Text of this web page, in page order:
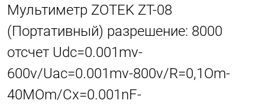
Мультиметр ZOTEK ZT-08
(Портативный) разрешение: 8000
отсчет Udc=0.001mv-
600v/Uac=0.001mv-800v/R=0,1Om-
40MOm/Cx=0.001nF-